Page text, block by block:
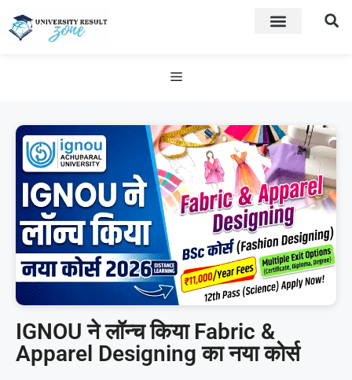
IGNOU ने लॉन्च किया Fabric &
Apparel Designing का नया कोर्स